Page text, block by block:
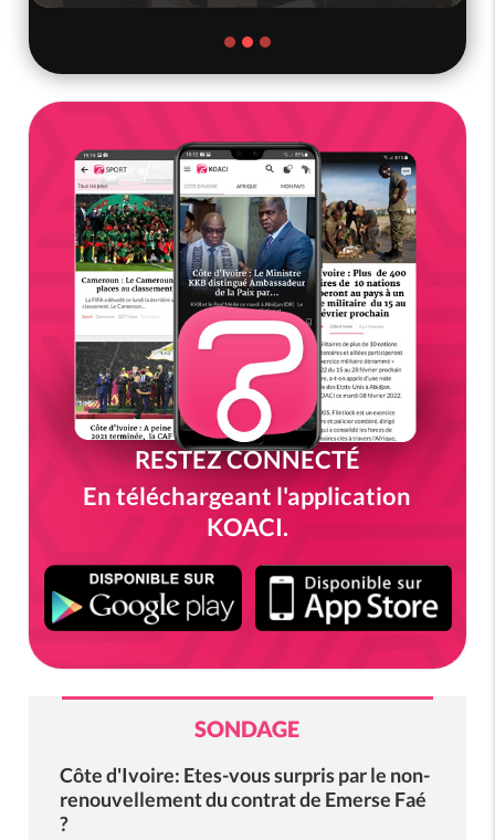
RESTEZ CONNECTÉ
En téléchargeant l'application
KOACI.
SONDAGE
Côte d'Ivoire: Etes-vous surpris par le non-
renouvellement du contrat de Emerse Faé
?